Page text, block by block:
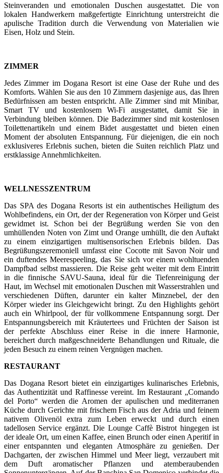
Steinveranden und emotionalen Duschen ausgestattet. Die von
lokalen Handwerkern maßgefertigte Einrichtung unterstreicht die
apulische Tradition durch die Verwendung von Materialien wie
Eisen, Holz und Stein.
ZIMMER
Jedes Zimmer im Dogana Resort ist eine Oase der Ruhe und des
Komforts. Wählen Sie aus den 10 Zimmern dasjenige aus, das Ihren
Bedürfnissen am besten entspricht. Alle Zimmer sind mit Minibar,
Smart TV und kostenlosem Wi-Fi ausgestattet, damit Sie in
Verbindung bleiben können. Die Badezimmer sind mit kostenlosen
Toilettenartikeln und einem Bidet ausgestattet und bieten einen
Moment der absoluten Entspannung. Für diejenigen, die ein noch
exklusiveres Erlebnis suchen, bieten die Suiten reichlich Platz und
erstklassige Annehmlichkeiten.
WELLNESSZENTRUM
Das SPA des Dogana Resorts ist ein authentisches Heiligtum des
Wohlbefindens, ein Ort, der der Regeneration von Körper und Geist
gewidmet ist. Schon bei der Begrüßung werden Sie von den
umhüllenden Noten von Zimt und Orange umhüllt, die den Auftakt
zu einem einzigartigen multisensorischen Erlebnis bilden. Das
Begrüßungszeremoniell umfasst eine Cocotte mit Savon Noir und
ein duftendes Meerespeeling, das Sie sich vor einem wohltuenden
Dampfbad selbst massieren. Die Reise geht weiter mit dem Eintritt
in die finnische SAVU-Sauna, ideal für die Tiefenreinigung der
Haut, im Wechsel mit emotionalen Duschen mit Wasserstrahlen und
verschiedenen Düften, darunter ein kalter Minznebel, der den
Körper wieder ins Gleichgewicht bringt. Zu den Highlights gehört
auch ein Whirlpool, der für vollkommene Entspannung sorgt. Der
Entspannungsbereich mit Kräutertees und Früchten der Saison ist
der perfekte Abschluss einer Reise in die innere Harmonie,
bereichert durch maßgeschneiderte Behandlungen und Rituale, die
jeden Besuch zu einem reinen Vergnügen machen.
RESTAURANT
Das Dogana Resort bietet ein einzigartiges kulinarisches Erlebnis,
das Authentizität und Raffinesse vereint. Im Restaurant „Comando
del Porto“ werden die Aromen der apulischen und mediterranen
Küche durch Gerichte mit frischem Fisch aus der Adria und feinem
nativem Olivenöl extra zum Leben erweckt und durch einen
tadellosen Service ergänzt. Die Lounge Caffè Bistrot hingegen ist
der ideale Ort, um einen Kaffee, einen Brunch oder einen Aperitif in
einer entspannten und eleganten Atmosphäre zu genießen. Der
Dachgarten, der zwischen Himmel und Meer liegt, verzaubert mit
dem Duft aromatischer Pflanzen und atemberaubenden